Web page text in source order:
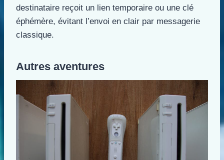
destinataire reçoit un lien temporaire ou une clé
éphémère, évitant l’envoi en clair par messagerie
classique.
Autres aventures